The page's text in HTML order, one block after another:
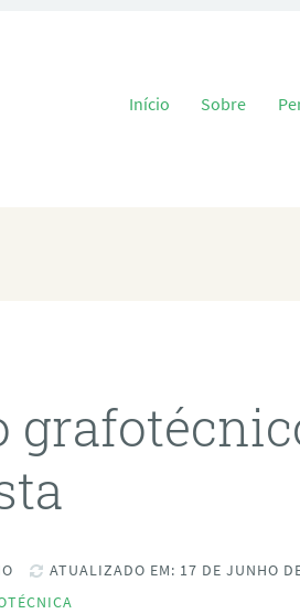
Pular para o conteúdo
Início Sobre
ATUALIZADO EM: 17 DE JUNHO